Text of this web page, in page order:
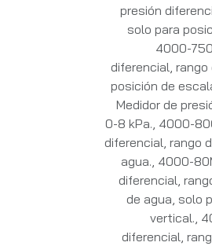
presión
solo para
4000-
diferencial,
posición de
Medidor de
0-8 kPa. 4000-
diferencial, rango
agua. 4000-
diferencial,
de agua, solo
vertical.
diferencial,